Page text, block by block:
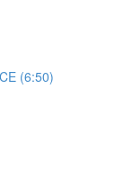
(6:50)